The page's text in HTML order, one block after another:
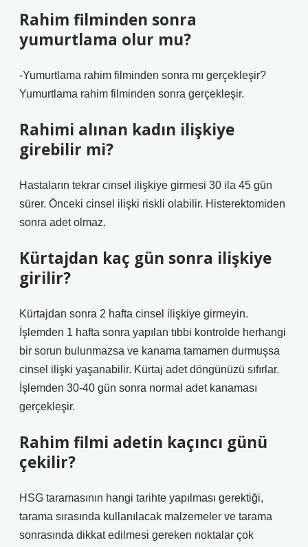
Rahim filminden sonra
yumurtlama olur mu?
-Yumurtlama rahim filminden sonra mı gerçekleşir?
Yumurtlama rahim filminden sonra gerçekleşir.
Rahimi alınan kadın ilişkiye
girebilir mi?
Hastaların tekrar cinsel ilişkiye girmesi 30 ila 45 gün
sürer. Önceki cinsel ilişki riskli olabilir. Histerektomiden
sonra adet olmaz.
Kürtajdan kaç gün sonra ilişkiye
girilir?
Kürtajdan sonra 2 hafta cinsel ilişkiye girmeyin.
İşlemden 1 hafta sonra yapılan tıbbi kontrolde herhangi
bir sorun bulunmazsa ve kanama tamamen durmuşsa
cinsel ilişki yaşanabilir. Kürtaj adet döngünüzü sıfırlar.
İşlemden 30-40 gün sonra normal adet kanaması
gerçekleşir.
Rahim filmi adetin kaçıncı günü
çekilir?
HSG taramasının hangi tarihte yapılması gerektiği,
tarama sırasında kullanılacak malzemeler ve tarama
sonrasında dikkat edilmesi gereken noktalar çok